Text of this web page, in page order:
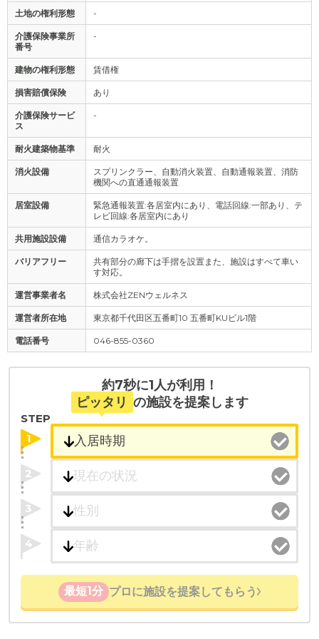
土地の権利形態 -
介護保険事業所
番号
-
建物の権利形態 賃借権
損害賠償保険 あり
介護保険サービ
ス
-
耐火建築物基準 耐火
消火設備
スプリンクラー、自動消火装置、自動通報装置、消防
機関への直通通報装置
居室設備
緊急通報装置:各居室内にあり、電話回線:一部あり、テ
レビ回線:各居室内にあり
共用施設設備 通信カラオケ。
バリアフリー
共有部分の廊下は手摺を設置また、施設はすべて車い
す対応。
運営事業者名 株式会社ZENウェルネス
運営者所在地 東京都千代田区五番町10 五番町KUビル1階
電話番号 046-855-0360
約7秒に1人が利用！
ピッタリ の施設を提案します
STEP
1
2
3
4
最短1分 プロに施設を提案してもらう